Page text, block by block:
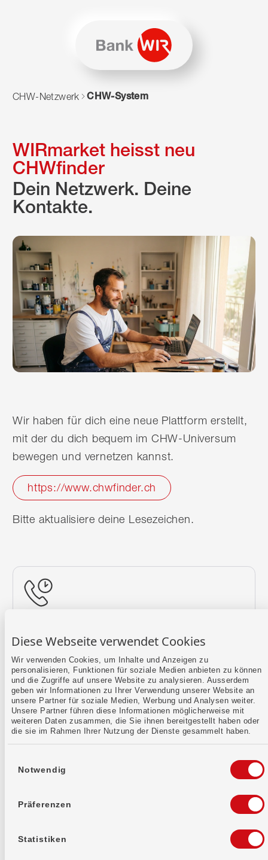
Diese Webseite verwendet Cookies
Wir verwenden Cookies, um Inhalte und Anzeigen zu
personalisieren, Funktionen für soziale Medien anbieten zu können
und die Zugriffe auf unsere Website zu analysieren. Ausserdem
geben wir Informationen zu Ihrer Verwendung unserer Website an
unsere Partner für soziale Medien, Werbung und Analysen weiter.
Unsere Partner führen diese Informationen möglicherweise mit
weiteren Daten zusammen, die Sie ihnen bereitgestellt haben oder
die sie im Rahmen Ihrer Nutzung der Dienste gesammelt haben.
Notwendig
Präferenzen
Statistiken
Zum Navigieren dieser Seite wird JavaScript benötigt.
CHW-Netzwerk CHW-System
WIRmarket heisst neu
CHWfinder
Dein Netzwerk. Deine
Kontakte.
Wir haben für dich eine neue Plattform erstellt,
mit der du dich bequem im CHW-Universum
bewegen und vernetzen kannst.
https://www.chwfinder.ch
Bitte aktualisiere deine Lesezeichen.
Mehr erfahren
Kontaktformular